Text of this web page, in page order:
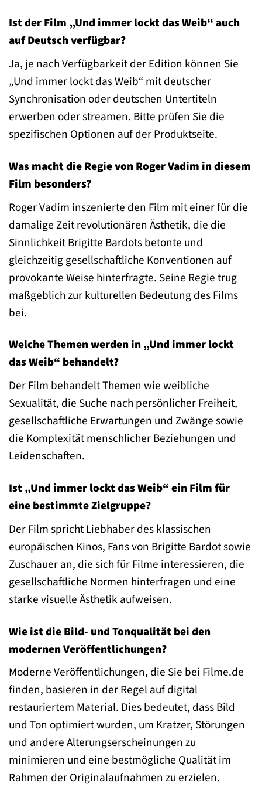
Ist der Film „Und immer lockt das Weib“ auch
auf Deutsch verfügbar?
Ja, je nach Verfügbarkeit der Edition können Sie
„Und immer lockt das Weib“ mit deutscher
Synchronisation oder deutschen Untertiteln
erwerben oder streamen. Bitte prüfen Sie die
spezifischen Optionen auf der Produktseite.
Was macht die Regie von Roger Vadim in diesem
Film besonders?
Roger Vadim inszenierte den Film mit einer für die
damalige Zeit revolutionären Ästhetik, die die
Sinnlichkeit Brigitte Bardots betonte und
gleichzeitig gesellschaftliche Konventionen auf
provokante Weise hinterfragte. Seine Regie trug
maßgeblich zur kulturellen Bedeutung des Films
bei.
Welche Themen werden in „Und immer lockt
das Weib“ behandelt?
Der Film behandelt Themen wie weibliche
Sexualität, die Suche nach persönlicher Freiheit,
gesellschaftliche Erwartungen und Zwänge sowie
die Komplexität menschlicher Beziehungen und
Leidenschaften.
Ist „Und immer lockt das Weib“ ein Film für
eine bestimmte Zielgruppe?
Der Film spricht Liebhaber des klassischen
europäischen Kinos, Fans von Brigitte Bardot sowie
Zuschauer an, die sich für Filme interessieren, die
gesellschaftliche Normen hinterfragen und eine
starke visuelle Ästhetik aufweisen.
Wie ist die Bild- und Tonqualität bei den
modernen Veröffentlichungen?
Moderne Veröffentlichungen, die Sie bei Filme.de
finden, basieren in der Regel auf digital
restauriertem Material. Dies bedeutet, dass Bild
und Ton optimiert wurden, um Kratzer, Störungen
und andere Alterungserscheinungen zu
minimieren und eine bestmögliche Qualität im
Rahmen der Originalaufnahmen zu erzielen.